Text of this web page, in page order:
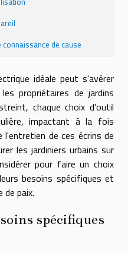
de cause
idéale peut s'avérer
propriétaires de jardins
chaque choix d'outil
impactant à la fois
de ces écrins de
les jardiniers urbains sur
pour faire un choix
besoins spécifiques et
de paix.
spécifiques